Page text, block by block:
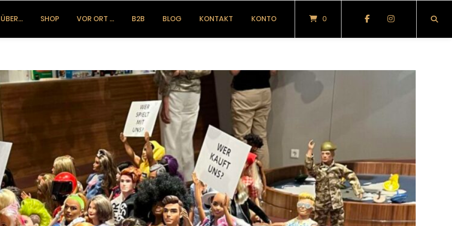
ÜBER… SHOP VOR ORT … B2B BLOG KONTAKT KONTO 0